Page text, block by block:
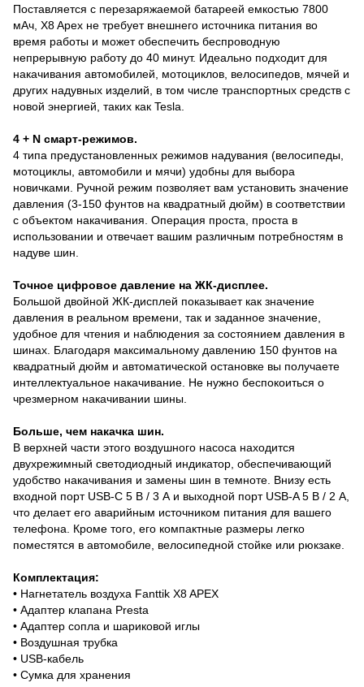
Поставляется с перезаряжаемой батареей емкостью 7800
мАч, X8 Apex не требует внешнего источника питания во
время работы и может обеспечить беспроводную
непрерывную работу до 40 минут. Идеально подходит для
накачивания автомобилей, мотоциклов, велосипедов, мячей и
других надувных изделий, в том числе транспортных средств с
новой энергией, таких как Tesla.
4 + N смарт-режимов.
4 типа предустановленных режимов надувания (велосипеды,
мотоциклы, автомобили и мячи) удобны для выбора
новичками. Ручной режим позволяет вам установить значение
давления (3-150 фунтов на квадратный дюйм) в соответствии
с объектом накачивания. Операция проста, проста в
использовании и отвечает вашим различным потребностям в
надуве шин.
Точное цифровое давление на ЖК-дисплее.
Большой двойной ЖК-дисплей показывает как значение
давления в реальном времени, так и заданное значение,
удобное для чтения и наблюдения за состоянием давления в
шинах. Благодаря максимальному давлению 150 фунтов на
квадратный дюйм и автоматической остановке вы получаете
интеллектуальное накачивание. Не нужно беспокоиться о
чрезмерном накачивании шины.
Больше, чем накачка шин.
В верхней части этого воздушного насоса находится
двухрежимный светодиодный индикатор, обеспечивающий
удобство накачивания и замены шин в темноте. Внизу есть
входной порт USB-C 5 В / 3 А и выходной порт USB-A 5 В / 2 А,
что делает его аварийным источником питания для вашего
телефона. Кроме того, его компактные размеры легко
поместятся в автомобиле, велосипедной стойке или рюкзаке.
Комплектация:
• Нагнетатель воздуха Fanttik X8 APEX
• Адаптер клапана Presta
• Адаптер сопла и шариковой иглы
• Воздушная трубка
• USB-кабель
• Сумка для хранения